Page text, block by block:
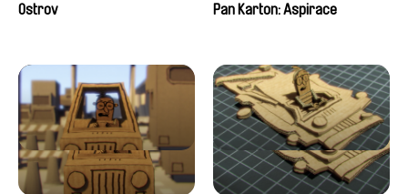
Ostrov
Daphy
Pan Karton: Aspirace